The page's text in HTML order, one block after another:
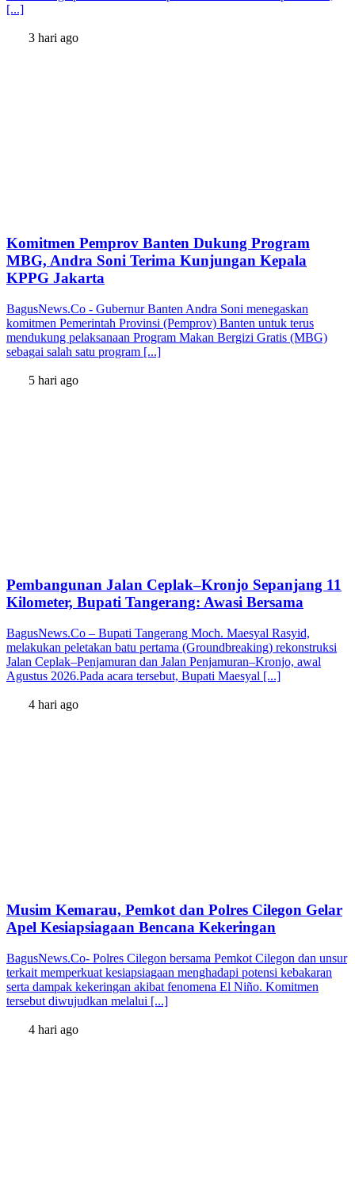
[...]
3 hari ago
Komitmen Pemprov Banten Dukung Program
MBG, Andra Soni Terima Kunjungan Kepala
KPPG Jakarta
BagusNews.Co - Gubernur Banten Andra Soni menegaskan
komitmen Pemerintah Provinsi (Pemprov) Banten untuk terus
mendukung pelaksanaan Program Makan Bergizi Gratis (MBG)
sebagai salah satu program [...]
5 hari ago
Pembangunan Jalan Ceplak–Kronjo Sepanjang 11
Kilometer, Bupati Tangerang: Awasi Bersama
BagusNews.Co – Bupati Tangerang Moch. Maesyal Rasyid,
melakukan peletakan batu pertama (Groundbreaking) rekonstruksi
Jalan Ceplak–Penjamuran dan Jalan Penjamuran–Kronjo, awal
Agustus 2026.Pada acara tersebut, Bupati Maesyal [...]
4 hari ago
Musim Kemarau, Pemkot dan Polres Cilegon Gelar
Apel Kesiapsiagaan Bencana Kekeringan
BagusNews.Co- Polres Cilegon bersama Pemkot Cilegon dan unsur
terkait memperkuat kesiapsiagaan menghadapi potensi kebakaran
serta dampak kekeringan akibat fenomena El Niño. Komitmen
tersebut diwujudkan melalui [...]
4 hari ago